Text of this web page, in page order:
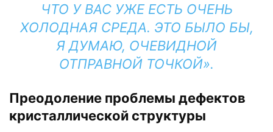
ЧТО У ВАС УЖЕ ЕСТЬ ОЧЕНЬ
ХОЛОДНАЯ СРЕДА. ЭТО БЫЛО БЫ,
Я ДУМАЮ, ОЧЕВИДНОЙ
ОТПРАВНОЙ ТОЧКОЙ».
Преодоление проблемы дефектов
кристаллической структуры